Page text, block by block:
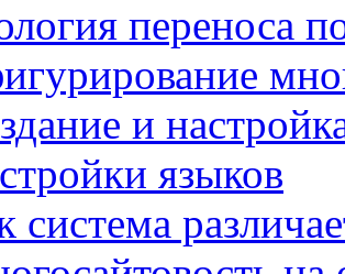
переноса
и
языков
система